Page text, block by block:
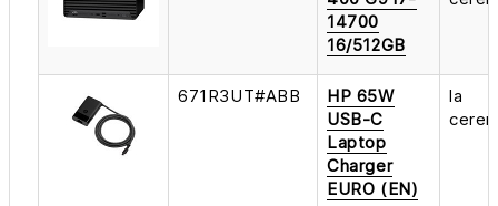
14700
16/512GB
671R3UT#ABB
HP 65W
USB-C
Laptop
Charger
EURO (EN)
la